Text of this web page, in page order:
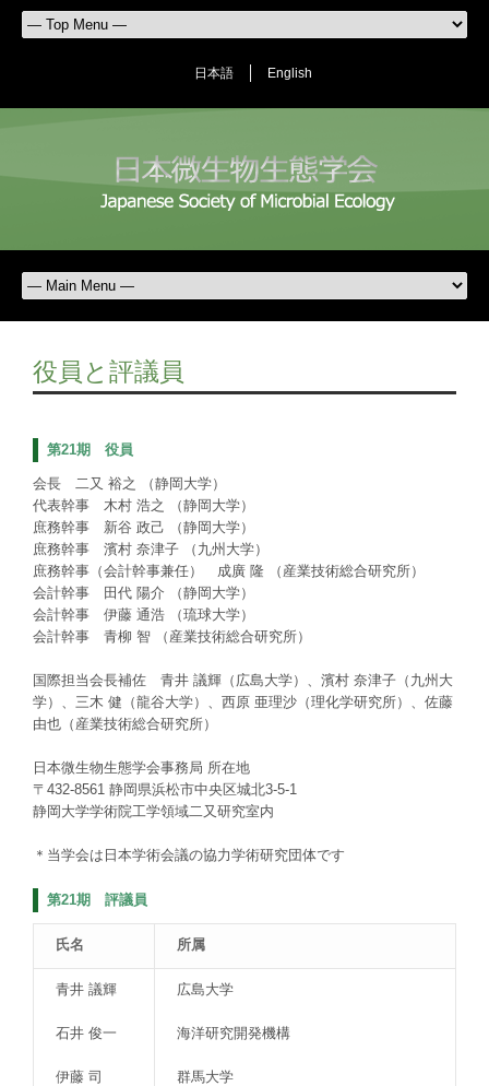
日本語 English
役員と評議員
第21期 役員
会長 二又 裕之 （静岡大学）
代表幹事 木村 浩之 （静岡大学）
庶務幹事 新谷 政己 （静岡大学）
庶務幹事 濱村 奈津子 （九州大学）
庶務幹事（会計幹事兼任） 成廣 隆 （産業技術総合研究所）
会計幹事 田代 陽介 （静岡大学）
会計幹事 伊藤 通浩 （琉球大学）
会計幹事 青柳 智 （産業技術総合研究所）
国際担当会長補佐 青井 議輝（広島大学）、濱村 奈津子（九州大
学）、三木 健（龍谷大学）、西原 亜理沙（理化学研究所）、佐藤
由也（産業技術総合研究所）
日本微生物生態学会事務局 所在地
〒432-8561 静岡県浜松市中央区城北3-5-1
静岡大学学術院工学領域二又研究室内
＊当学会は日本学術会議の協力学術研究団体です
第21期 評議員
氏名 所属
青井 議輝 広島大学
石井 俊一 海洋研究開発機構
伊藤 司 群馬大学